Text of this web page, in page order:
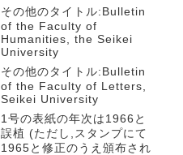
その他のタイトル:Bulletin
of the Faculty of
Humanities, the Seikei
University
その他のタイトル:Bulletin
of the Faculty of Letters,
Seikei University
1号の表紙の年次は1966と
誤植 (ただし,スタンプにて
1965と修正のうえ頒布され